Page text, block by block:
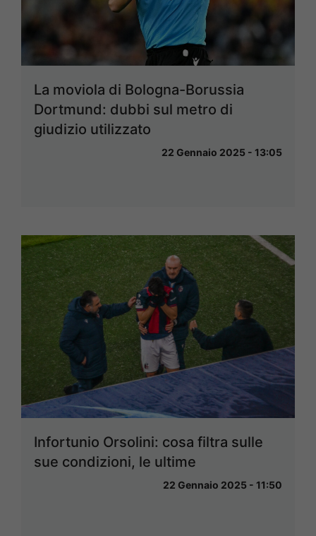
La moviola di Bologna-Borussia
Dortmund: dubbi sul metro di
giudizio utilizzato
22 Gennaio 2025 - 13:05
Infortunio Orsolini: cosa filtra sulle
sue condizioni, le ultime
22 Gennaio 2025 - 11:50